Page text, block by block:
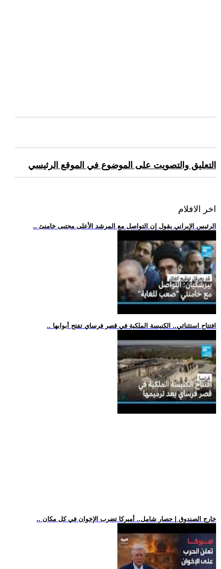
التعليق والتصويت على الموضوع في الموقع الرئيسي
اخر الافلام
.. الرئيس الإيراني يقول إن التواصل مع المرشد الأعلى مجتبى خامنئ
.. افتتاح استثنائي.. الكنيسة الملكية في قصر فرساي تفتح أبوابها
.. خارج الصندوق | حصار شامل.. أميركا تضرب الإخوان في كل مكان